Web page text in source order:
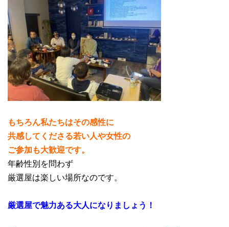
もちろん私たちはその感性に
共感してくださる若い人や女性の
ご参加も大歓迎です。
年齢性別を問わず
厳選屋は楽しい場所なのです。
厳選屋で魅力ある大人になりましょう！